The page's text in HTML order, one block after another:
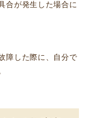
合が発生した場合に
障した際に、自分で